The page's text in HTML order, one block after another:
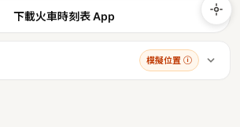
下載火車時刻表 App
模擬位置 ⓘ